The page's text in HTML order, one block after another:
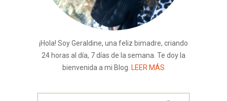
¡Hola! Soy Geraldine, una feliz bimadre, criando
24 horas al día, 7 días de la semana. Te doy la
bienvenida a mi Blog. LEER MÁS